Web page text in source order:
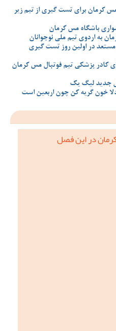
کرمان برای تست گیری از تیم زیر
باشگاه مس کرمان
به اردوی تیم ملی نوجوانان
در اولین روز تست گیری
کادر پزشکی تیم فوتبال مس کرمان
جدید لیگ یک
خون گریه کن چون اربعین است
در این فصل